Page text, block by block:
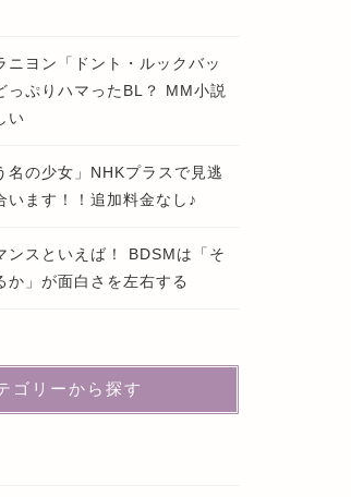
ニヨン「ドント・ルックバッ
っぷりハマったBL？ MM小説
い
名の少女」NHKプラスで見逃
います！！追加料金なし♪
ンスといえば！ BDSMは「そ
か」が面白さを左右する
ゴリーから探す